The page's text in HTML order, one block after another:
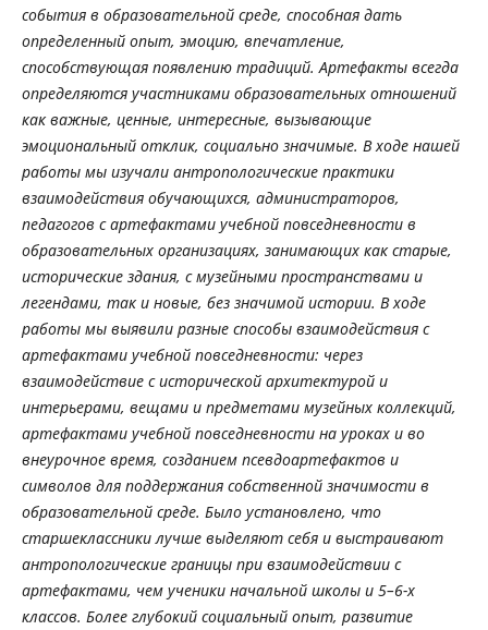
события в образовательной среде, способная дать
определенный опыт, эмоцию, впечатление,
способствующая появлению традиций. Артефакты всегда
определяются участниками образовательных отношений
как важные, ценные, интересные, вызывающие
эмоциональный отклик, социально значимые. В ходе нашей
работы мы изучали антропологические практики
взаимодействия обучающихся, администраторов,
педагогов с артефактами учебной повседневности в
образовательных организациях, занимающих как старые,
исторические здания, с музейными пространствами и
легендами, так и новые, без значимой истории. В ходе
работы мы выявили разные способы взаимодействия с
артефактами учебной повседневности: через
взаимодействие с исторической архитектурой и
интерьерами, вещами и предметами музейных коллекций,
артефактами учебной повседневности на уроках и во
внеурочное время, созданием псевдоартефактов и
символов для поддержания собственной значимости в
образовательной среде. Было установлено, что
старшеклассники лучше выделяют себя и выстраивают
антропологические границы при взаимодействии с
артефактами, чем ученики начальной школы и 5–6-х
классов. Более глубокий социальный опыт, развитие